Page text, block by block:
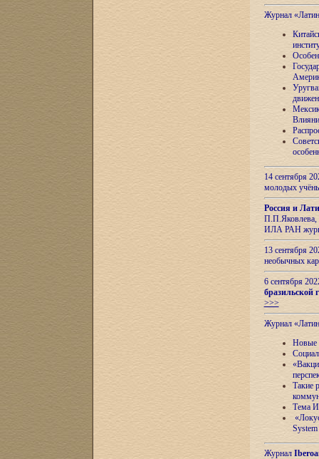
Журнал
14 сентября
молодых
Россия и
П.П.Яковлева,
ИЛА РАН
13 сентября
необычных
6 сентября
бразильской
>>>
Журнал
Новые
Такие
Тема
Журнал